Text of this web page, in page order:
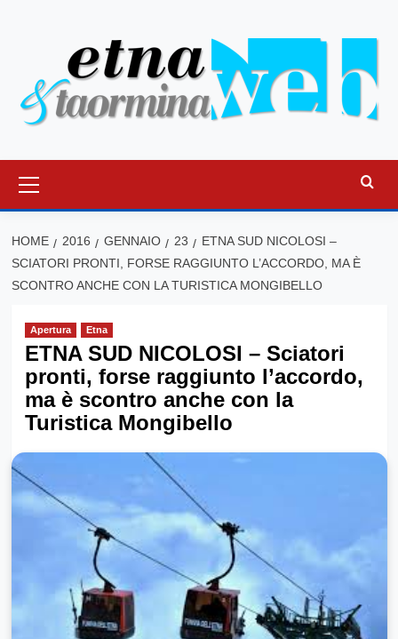
principale
HOME 2016 GENNAIO 23
ETNA SUD NICOLOSI –
SCIATORI PRONTI, FORSE RAGGIUNTO L’ACCORDO, MA È
SCONTRO ANCHE CON LA TURISTICA MONGIBELLO
Apertura Etna
ETNA SUD NICOLOSI – Sciatori
pronti, forse raggiunto l’accordo,
ma è scontro anche con la
Turistica Mongibello